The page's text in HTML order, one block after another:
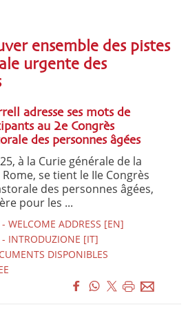
ensemble des pistes
urgente des
adresse ses mots de
au 2e Congrès
des personnes âgées
à la Curie générale de la
se tient le IIe Congrès
des personnes âgées,
pour les ...
WELCOME ADDRESS [EN]
- INTRODUZIONE [IT]
DISPONIBLES